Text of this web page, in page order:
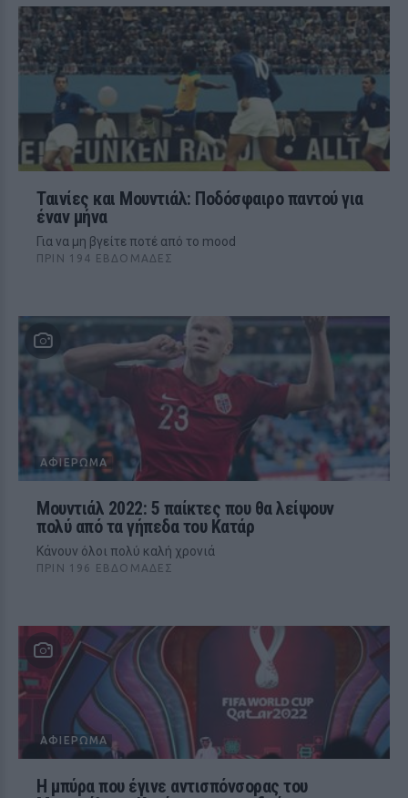
Ταινίες και Μουντιάλ: Ποδόσφαιρο παντού για
έναν μήνα
Για να μη βγείτε ποτέ από το mood
ΠΡΙΝ 194 ΕΒΔΟΜΆΔΕΣ
ΑΦΙΈΡΩΜΑ
Μουντιάλ 2022: 5 παίκτες που θα λείψουν
πολύ από τα γήπεδα του Κατάρ
Κάνουν όλοι πολύ καλή χρονιά
ΠΡΙΝ 196 ΕΒΔΟΜΆΔΕΣ
ΑΦΙΈΡΩΜΑ
Η μπύρα που έγινε αντισπόνσορας του